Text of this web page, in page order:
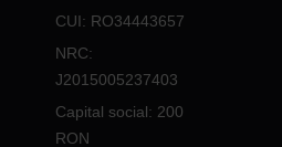
CUI: RO34443657
NRC:
J2015005237403
Capital social: 200
RON